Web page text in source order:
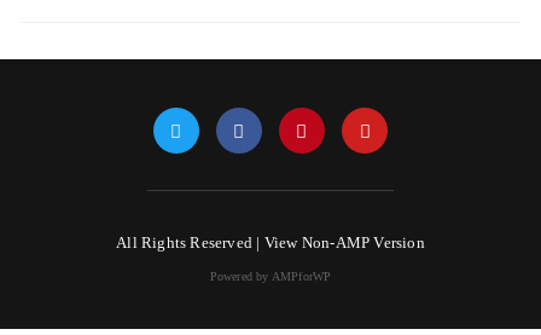
All Rights Reserved | View Non-AMP Version
Powered by AMPforWP